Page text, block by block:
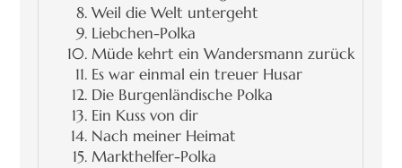
Weil die Welt untergeht
Liebchen-Polka
Müde kehrt ein Wandersmann zurück
Es war einmal ein treuer Husar
Die Burgenländische Polka
Ein Kuss von dir
Nach meiner Heimat
Markthelfer-Polka